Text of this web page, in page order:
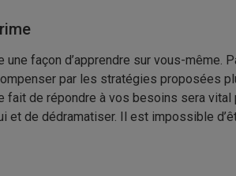
façon d’apprendre sur vous-même.
par les stratégies proposées
de répondre à vos besoins sera
et de dédramatiser. Il est impossible